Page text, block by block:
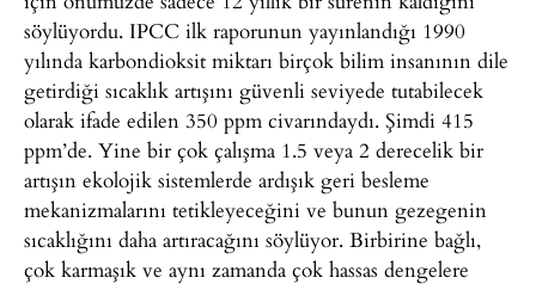
söylüyordu. IPCC ilk raporunun yayınlandığı 1990
yılında karbondioksit miktarı birçok bilim insanının dile
getirdiği sıcaklık artışını güvenli seviyede tutabilecek
olarak ifade edilen 350 ppm civarındaydı. Şimdi 415
ppm’de. Yine bir çok çalışma 1.5 veya 2 derecelik bir
artışın ekolojik sistemlerde ardışık geri besleme
mekanizmalarını tetikleyeceğini ve bunun gezegenin
sıcaklığını daha artıracağını söylüyor. Birbirine bağlı,
çok karmaşık ve aynı zamanda çok hassas dengelere